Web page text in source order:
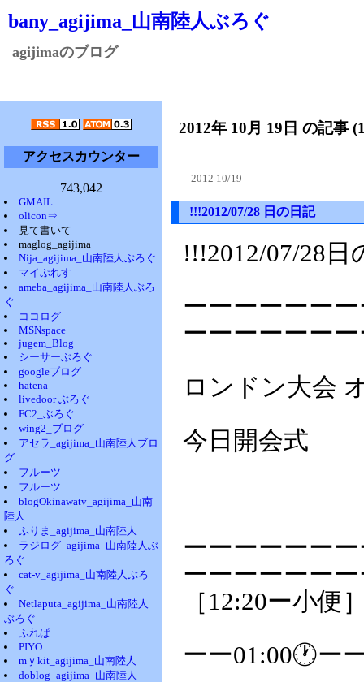
bany_agijima_山南陸人ぶろぐ
agijimaのブログ
アクセスカウンター
743,042
GMAIL
olicon⇒
見て書いて
maglog_agijima
Nija_agijima_山南陸人ぶろぐ
マイぷれす
ameba_agijima_山南陸人ぶろ
ぐ
ココログ
MSNspace
jugem_Blog
シーサーぶろぐ
googleブログ
hatena
livedoor ぶろぐ
FC2_ぶろぐ
wing2_ブログ
アセラ_agijima_山南陸人ブロ
グ
フルーツ
フルーツ
blogOkinawatv_agijima_山南
陸人
ふりま_agijima_山南陸人
ラジログ_agijima_山南陸人ぶ
ろぐ
cat-v_agijima_山南陸人ぶろ
ぐ
Netlaputa_agijima_山南陸人
ぶろぐ
ふれぱ
PIYO
mｙkit_agijima_山南陸人
doblog_agijima_山南陸人
2012年 10月 19日 の記事
2012 10/19
!!!2012/07/28 日の日記
!!!2012/07/28日
ーーーーーー
ーーーーーー
ロンドン大会
今日開会式
ーーーーーー
ーーーーーー
［12:20ー小便
ーー01:00🕐ー